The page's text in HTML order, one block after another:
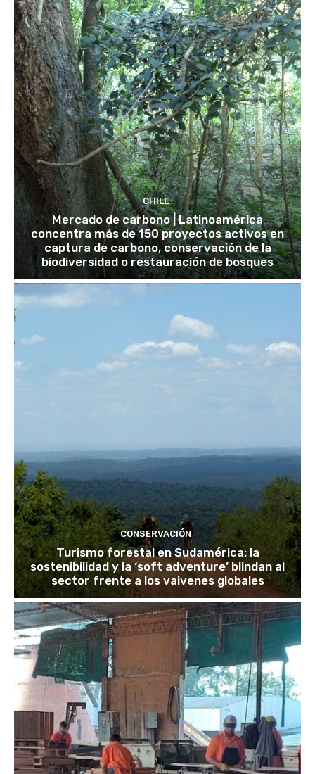
CHILE
Mercado de carbono | Latinoamérica
concentra más de 150 proyectos activos en
captura de carbono, conservación de la
biodiversidad o restauración de bosques
CONSERVACIÓN
Turismo forestal en Sudamérica: la
sostenibilidad y la ‘soft adventure’ blindan al
sector frente a los vaivenes globales